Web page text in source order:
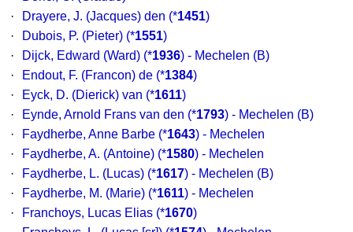
·
Drayere, J. (Jacques) den (*1451)
·
Dubois, P. (Pieter) (*1551)
·
Dijck, Edward (Ward) (*1936) - Mechelen (B)
·
Endout, F. (Francon) de (*1384)
·
Eyck, D. (Dierick) van (*1611)
·
Eynde, Arnold Frans van den (*1793) - Mechelen (B)
·
Faydherbe, Anne Barbe (*1643) - Mechelen
·
Faydherbe, A. (Antoine) (*1580) - Mechelen
·
Faydherbe, L. (Lucas) (*1617) - Mechelen (B)
·
Faydherbe, M. (Marie) (*1611) - Mechelen
·
Franchoys, Lucas Elias (*1670)